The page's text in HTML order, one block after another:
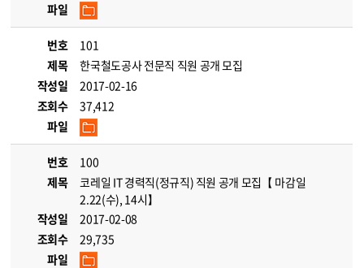
파일
번호
101
제목
한국철도공사 전문직 직원 공개 모집
작성일
2017-02-16
조회수
37,412
파일
번호
100
제목
코레일 IT 경력직(정규직) 직원 공개 모집【 마감일
2.22(수), 14시】
작성일
2017-02-08
조회수
29,735
파일